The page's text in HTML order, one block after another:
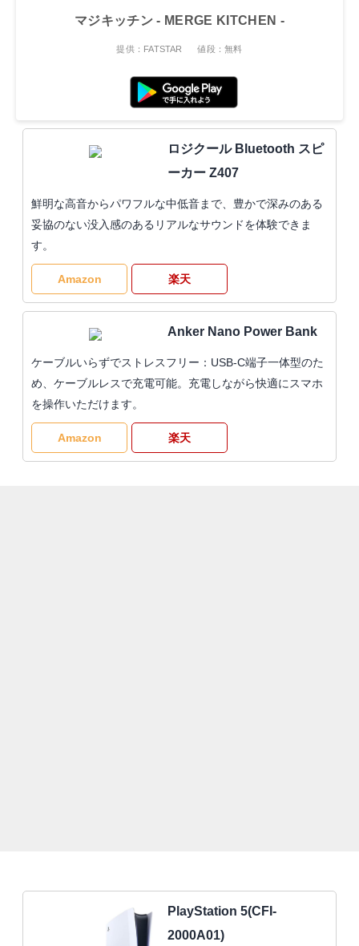
マジキッチン - MERGE KITCHEN -
提供：FATSTAR 値段：無料
ロジクール Bluetooth スピ
ーカー Z407
鮮明な高音からパワフルな中低音まで、豊かで深みのある
妥協のない没入感のあるリアルなサウンドを体験できま
す。
Amazon 楽天
Anker Nano Power Bank
ケーブルいらずでストレスフリー：USB-C端子一体型のた
め、ケーブルレスで充電可能。充電しながら快適にスマホ
を操作いただけます。
Amazon 楽天
PlayStation 5(CFI-
2000A01)